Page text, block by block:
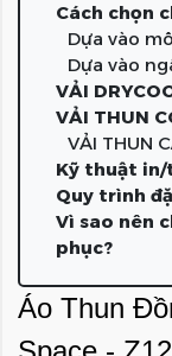
Cách chọn
Dựa vào
Dựa vào
VẢI
VẢI THUN
VẢI THUN
Kỹ thuật
Quy trình
Vì sao nên
phục?
Áo Thun